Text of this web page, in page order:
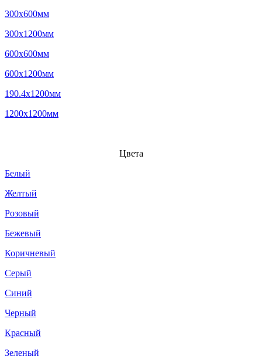
300x600мм
300x1200мм
600x600мм
600x1200мм
190.4x1200мм
1200x1200мм
Цвета
Белый
Желтый
Розовый
Бежевый
Коричневый
Серый
Синий
Черный
Красный
Зеленый